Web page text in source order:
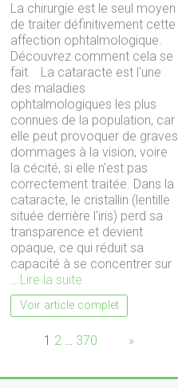
La chirurgie est le seul moyen
de traiter définitivement cette
affection ophtalmologique.
Découvrez comment cela se
fait. La cataracte est l'une
des maladies
ophtalmologiques les plus
connues de la population, car
elle peut provoquer de graves
dommages à la vision, voire
la cécité, si elle n'est pas
correctement traitée. Dans la
cataracte, le cristallin (lentille
située derrière l'iris) perd sa
transparence et devient
opaque, ce qui réduit sa
capacité à se concentrer sur
...Lire la suite
Voir article complet
Page:1 2 … 370 »